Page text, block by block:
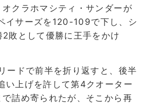
クラホマシティ・サンダーが
イサーズを120-109で下し、シ
2敗として優勝に王手をかけ
ードで前半を折り返すと、後半
い上げを許して第4クオーター
詰め寄られたが、そこから再